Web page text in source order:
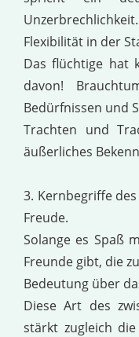
Flexibilität in der
Das flüchtige hat
davon!
Bedürfnissen und
Trachten und
äußerliches
3. Kernbegriffe
Freude.
Solange es Spaß
Freunde gibt, die
Bedeutung über
Diese Art des
stärkt zugleich